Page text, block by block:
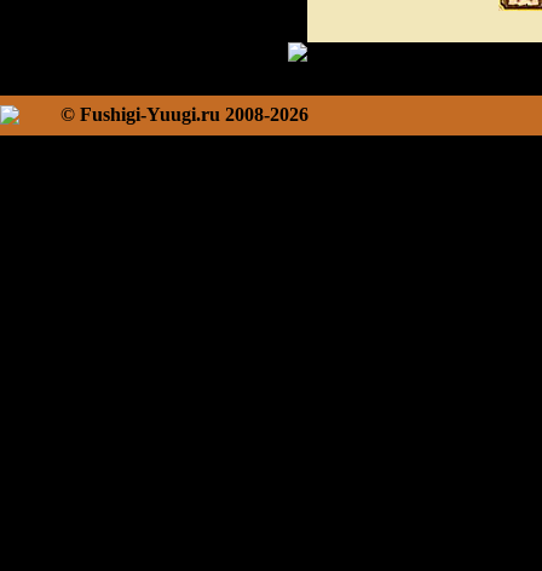
© Fushigi-Yuugi.ru 2008-2026